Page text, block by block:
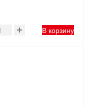
В корзину